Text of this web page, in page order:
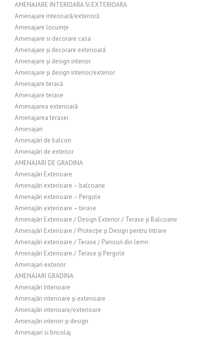
AMENAJARE INTERIOARA SI EXTERIOARA
Amenajare interioară/exterioră
Amenajare locuințe
Amenajare si decorare casa
Amenajare și decorare exterioară
Amenajare și design interior
Amenajare și design interior/exterior
Amenajare terasă
Amenajare terase
Amenajarea exterioară
Amenajarea terasei
Amenajari
Amenajări de balcon
Amenajări de exterior
AMENAJARI DE GRADINA
Amenajări Exterioare
Amenajări exterioare – balcoane
Amenajări exterioare – Pergole
Amenajări exterioare – terase
Amenajări Exterioare / Design Exterior / Terase și Balcoane
Amenajări Exterioare / Protecție și Design pentru Intrare
Amenajări exterioare / Terase / Panouri din lemn
Amenajări Exterioare / Terase și Pergole
Amenajari exterior
AMENAJARI GRADINA
Amenajări Interioare
Amenajări interioare și exterioare
Amenajări interioare/exterioare
Amenajări interior și design
Amenajari si bricolaj